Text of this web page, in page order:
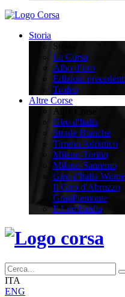
Storia
Storia
La Corsa
Albo d’oro
Edizioni precedenti
Trofeo
Altre Corse
Altre Corse
Giro d'Italia
Strade Bianche
Tirreno Adriatico
Milano-Torino
Milano-Sanremo
Giro d'Italia
Il Giro d'Abruzzo
GranPiemonte
Il Lombardia
ITA
ENG